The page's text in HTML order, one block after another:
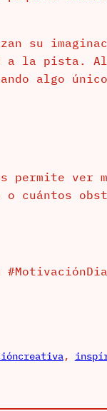
su
la pista.
algo
permite ver
cuántos
,